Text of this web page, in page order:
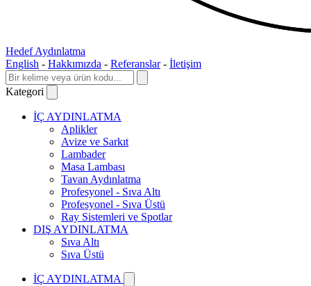
Hedef Aydınlatma
English - Hakkımızda - Referanslar - İletişim
Kategori
İÇ AYDINLATMA
Aplikler
Avize ve Sarkıt
Lambader
Masa Lambası
Tavan Aydınlatma
Profesyonel - Sıva Altı
Profesyonel - Sıva Üstü
Ray Sistemleri ve Spotlar
DIŞ AYDINLATMA
Sıva Altı
Sıva Üstü
İÇ AYDINLATMA